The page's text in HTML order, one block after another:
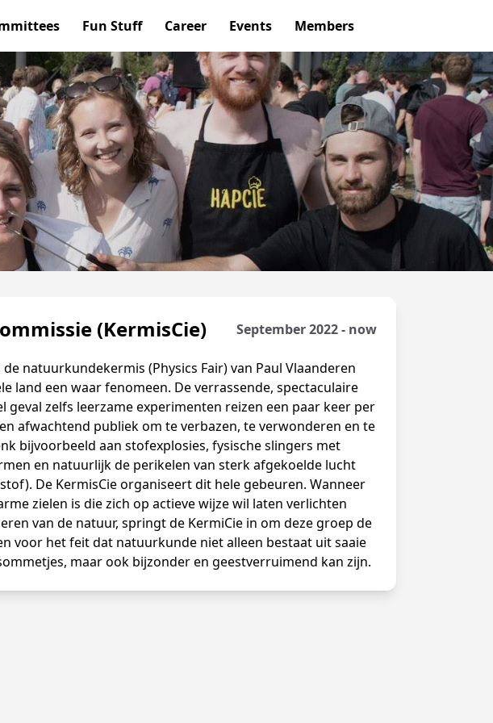
Fun Stuff Career Events Members
(KermisCie) September 2022 - now
de natuurkundekermis (Physics Fair) van Paul Vlaanderen
land een waar fenomeen. De verrassende, spectaculaire
geval zelfs leerzame experimenten reizen een paar keer per
afwachtend publiek om te verbazen, te verwonderen en te
bijvoorbeeld aan stofexplosies, fysische slingers met
en natuurlijk de perikelen van sterk afgekoelde lucht
De KermisCie organiseert dit hele gebeuren. Wanneer
zielen is die zich op actieve wijze wil laten verlichten
van de natuur, springt de KermiCie in om deze groep de
voor het feit dat natuurkunde niet alleen bestaat uit saaie
maar ook bijzonder en geestverruimend kan zijn.